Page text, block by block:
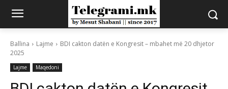
Ballina Lajme
BDI cakton datën e Kongresit – mbahet më 20 dhjetor
2025
Lajme Maqedoni